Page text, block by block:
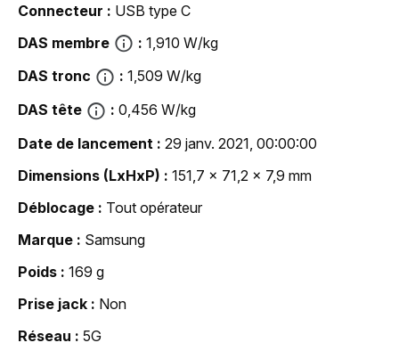
Connecteur
USB type C
DAS membre
1,910 W/kg
DAS tronc
1,509 W/kg
DAS tête
0,456 W/kg
Date de lancement
29 janv. 2021, 00:00:00
Dimensions (LxHxP)
151,7 x 71,2 x 7,9 mm
Déblocage
Tout opérateur
Marque
Samsung
Poids
169 g
Prise jack
Non
Réseau
5G